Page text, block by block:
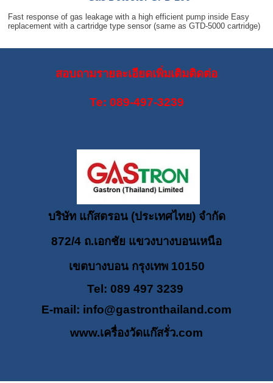
Fast response of gas leakage with a high efficient pump inside Easy
replacement with a cartridge type sensor (same as GTD-5000 cartridge)
สอบถามรายละเอียดเพิ่มเติมติดต่อ
Te: 089-497-3239
บริษัท แก๊สตรอน (ประเทศไทย) จำกัด
872/4 ถ.เอกชัย แขวงบางบอนเหนือ
เขตบางบอน กรุงเทพ 10150
Tel: 089 497 3239
E-mail: info@gastronthailand.com
www.เครื่องวัดแก๊สรั่ว.com